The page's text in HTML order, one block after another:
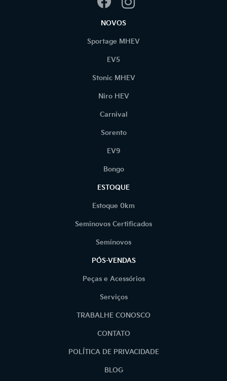
NOVOS
Sportage MHEV
EV5
Stonic MHEV
Niro HEV
Carnival
Sorento
EV9
Bongo
ESTOQUE
Estoque 0km
Seminovos Certificados
Seminovos
PÓS-VENDAS
Peças e Acessórios
Serviços
TRABALHE CONOSCO
CONTATO
POLÍTICA DE PRIVACIDADE
BLOG